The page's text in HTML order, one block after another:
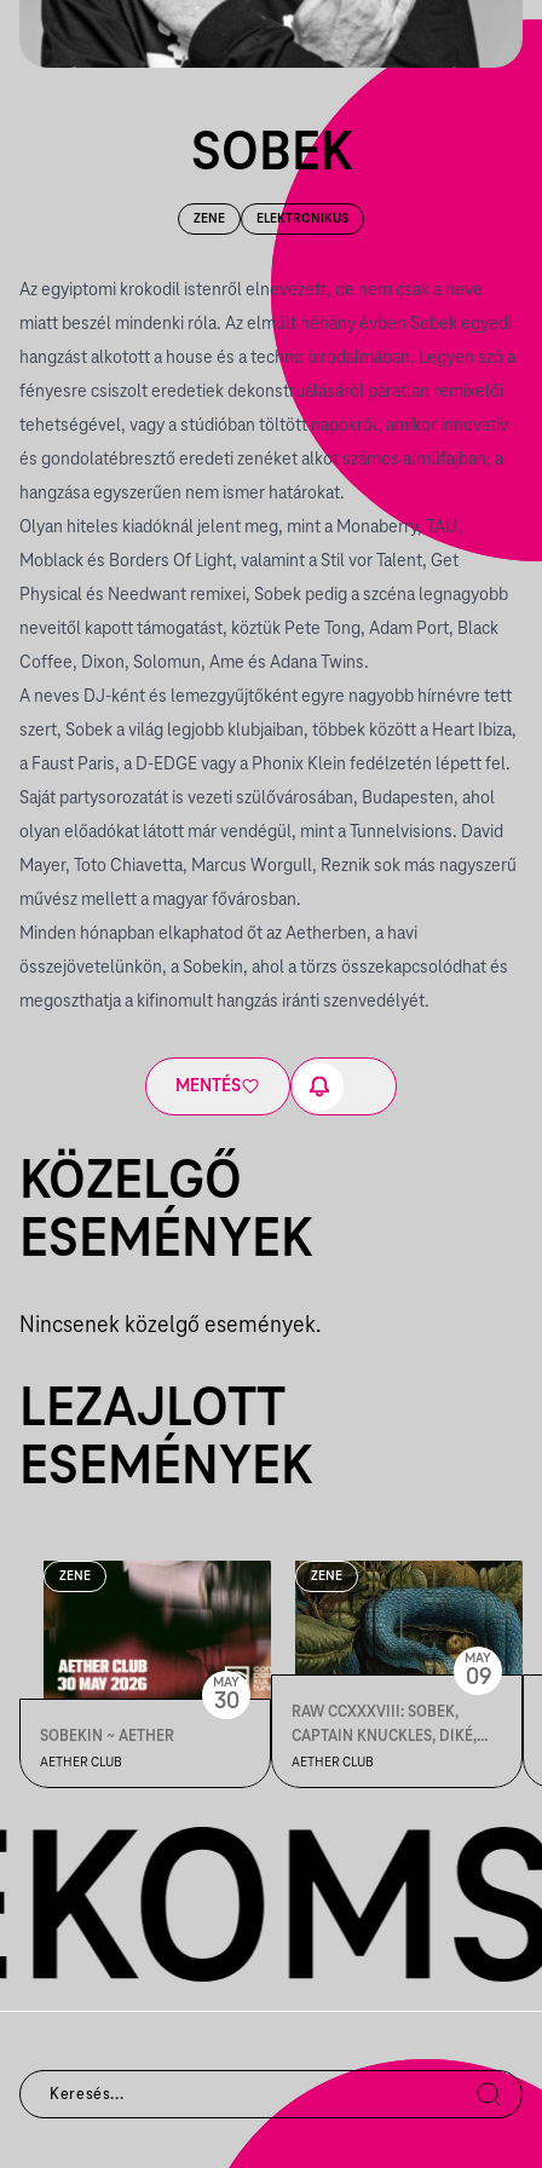
SOBEK
ZENE ELEKTRONIKUS
Az egyiptomi krokodil istenről elnevezett, de nem csak a neve
miatt beszél mindenki róla. Az elmúlt néhány évben Sobek egyedi
hangzást alkotott a house és a techno birodalmában. Legyen szó a
fényesre csiszolt eredetiek dekonstruálásáról páratlan remixelői
tehetségével, vagy a stúdióban töltött napokról, amikor innovatív
és gondolatébresztő eredeti zenéket alkot számos alműfajban, a
hangzása egyszerűen nem ismer határokat.
Olyan hiteles kiadóknál jelent meg, mint a Monaberry, TAU,
Moblack és Borders Of Light, valamint a Stil vor Talent, Get
Physical és Needwant remixei, Sobek pedig a szcéna legnagyobb
neveitől kapott támogatást, köztük Pete Tong, Adam Port, Black
Coffee, Dixon, Solomun, Ame és Adana Twins.
A neves DJ-ként és lemezgyűjtőként egyre nagyobb hírnévre tett
szert, Sobek a világ legjobb klubjaiban, többek között a Heart Ibiza,
a Faust Paris, a D-EDGE vagy a Phonix Klein fedélzetén lépett fel.
Saját partysorozatát is vezeti szülővárosában, Budapesten, ahol
olyan előadókat látott már vendégül, mint a Tunnelvisions. David
Mayer, Toto Chiavetta, Marcus Worgull, Reznik sok más nagyszerű
művész mellett a magyar fővárosban.
Minden hónapban elkaphatod őt az Aetherben, a havi
összejövetelünkön, a Sobekin, ahol a törzs összekapcsolódhat és
megoszthatja a kifinomult hangzás iránti szenvedélyét.
MENTÉS
KÖZELGŐ
ESEMÉNYEK
Nincsenek közelgő események.
LEZAJLOTT
ESEMÉNYEK
ZENE
SOBEKIN ~ AETHER
AETHER CLUB
MAY
30
ZENE
RAW CCXXXVIII: SOBEK,
CAPTAIN KNUCKLES, DIKÉ,
MANDIN
AETHER CLUB
MAY
09